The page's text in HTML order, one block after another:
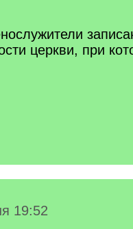
церкви, при
19:52